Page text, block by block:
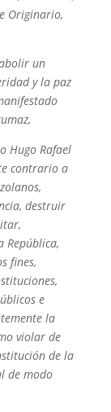
Originario,
un
y la paz
Hugo Rafael
contrario a
destruir
República,
fines,
e
la
violar de
de la
de modo